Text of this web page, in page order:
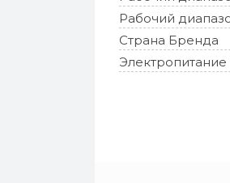
Рабочий
Страна Бренда
Электропитание